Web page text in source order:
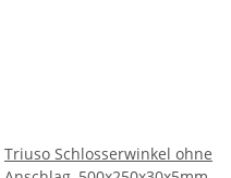
Triuso Schlosserwinkel ohne